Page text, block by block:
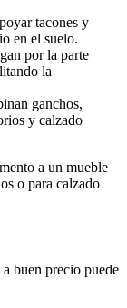
tacones y
en el suelo.
por la parte
la
ganchos,
y calzado
a un mueble
o para calzado
buen precio puede